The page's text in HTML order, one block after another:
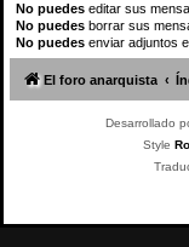
No puedes editar sus
No puedes borrar sus
No puedes enviar adjuntos
El foro anarquista
Desarrollado
Style